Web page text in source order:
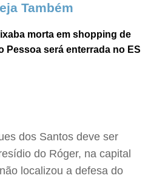
Também
morta em shopping de
Pessoa será enterrada no ES
dos Santos deve ser
do Róger, na capital
localizou a defesa do